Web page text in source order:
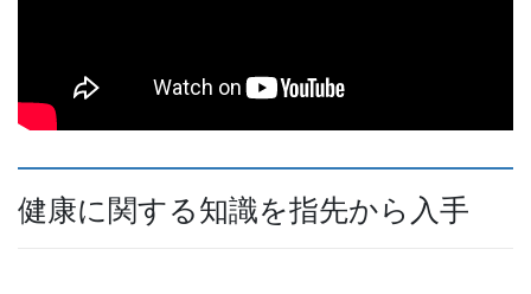
健康に関する知識を指先から入手